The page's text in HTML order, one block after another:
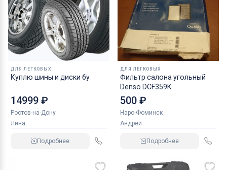
ДЛЯ ЛЕГКОВЫХ
Куплю шины и диски бу
14999 ₽
Ростов-на-Дону
Лина
Подробнее
ДЛЯ ЛЕГКОВЫХ
Фильтр салона угольный
Denso DCF359K
500 ₽
Наро-Фоминск
Андрей
Подробнее